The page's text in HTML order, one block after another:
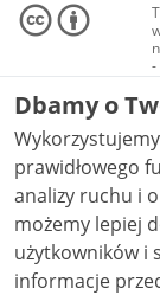
-
Dbamy o
prawidłowego
analizy ruchu i
możemy lepiej
użytkowników i stale
informacje